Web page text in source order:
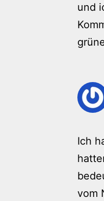
und
Ich
vom